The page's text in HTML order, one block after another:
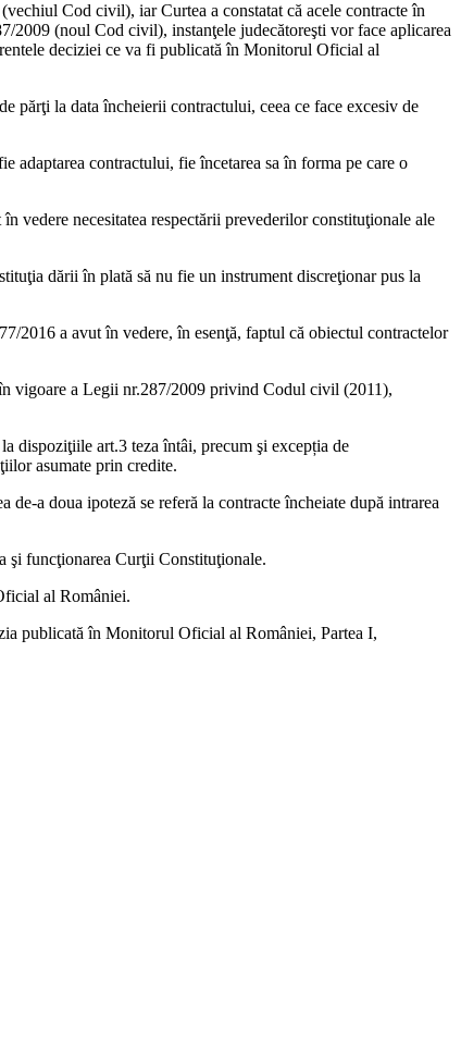
Cod civil), iar Curtea a constatat că acele contracte în
2009 (noul Cod civil), instanţele judecătoreşti vor face aplicarea
deciziei ce va fi publicată în Monitorul Oficial al
părţi la data încheierii contractului, ceea ce face excesiv de
adaptarea contractului, fie încetarea sa în forma pe care o
vedere necesitatea respectării prevederilor constituţionale ale
dării în plată să nu fie un instrument discreţionar pus la
2016 a avut în vedere, în esenţă, faptul că obiectul contractelor
vigoare a Legii nr.287/2009 privind Codul civil (2011),
dispoziţiile art.3 teza întâi, precum şi excepția de
asumate prin credite.
a doua ipoteză se referă la contracte încheiate după intrarea
şi funcţionarea Curţii Constituţionale.
al României.
publicată în Monitorul Oficial al României, Partea I,